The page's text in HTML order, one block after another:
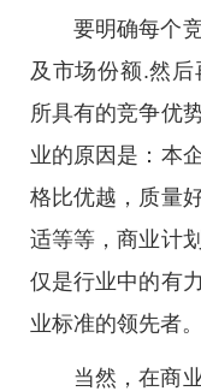
要明确每个
及市场份额.然
所具有的竞争优
业的原因是：本
格比优越，质量
适等等，商业计
仅是行业中的有
业标准的领先者。
当然，在商